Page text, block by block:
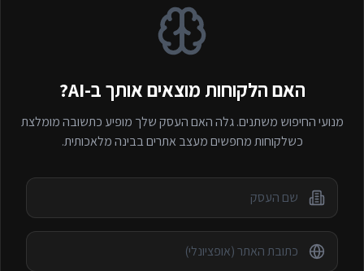
האם הלקוחות מוצאים אותך ב-AI?
מנועי החיפוש משתנים. גלה האם העסק שלך מופיע כתשובה מומלצת
כשלקוחות מחפשיםמעצב אתריםבבינה מלאכותית.